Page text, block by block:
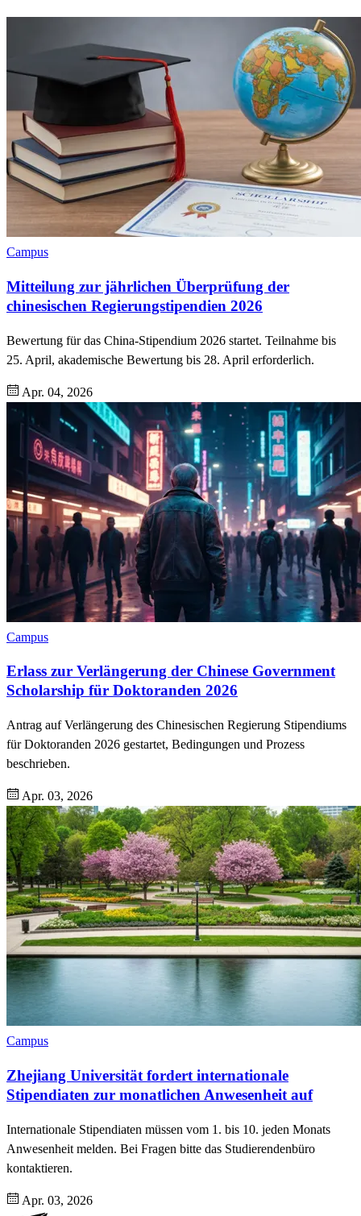
Campus
Mitteilung zur jährlichen Überprüfung der
chinesischen Regierungstipendien 2026
Bewertung für das China-Stipendium 2026 startet. Teilnahme bis
25. April, akademische Bewertung bis 28. April erforderlich.
Apr. 04, 2026
Campus
Erlass zur Verlängerung der Chinese Government
Scholarship für Doktoranden 2026
Antrag auf Verlängerung des Chinesischen Regierung Stipendiums
für Doktoranden 2026 gestartet, Bedingungen und Prozess
beschrieben.
Apr. 03, 2026
Campus
Zhejiang Universität fordert internationale
Stipendiaten zur monatlichen Anwesenheit auf
Internationale Stipendiaten müssen vom 1. bis 10. jeden Monats
Anwesenheit melden. Bei Fragen bitte das Studierendenbüro
kontaktieren.
Apr. 03, 2026